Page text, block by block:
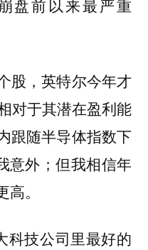
盘前以来最严重
股 ，英特尔今年才
对于其潜在盈利能
跟随半导体指数下
意外；但我相信年
。
科技公司里最好的